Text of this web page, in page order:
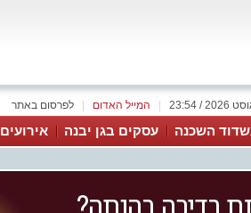
לפרסום באתר המייל האדום
השכנה עסקים בגן יבנה אירועים